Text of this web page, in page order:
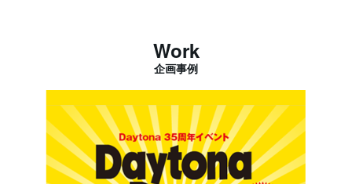
Work
企画事例